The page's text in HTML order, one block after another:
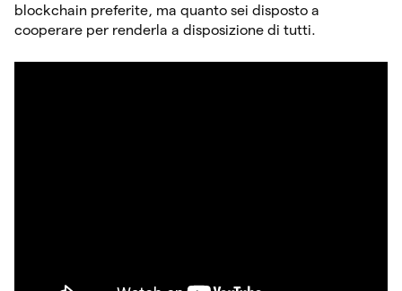
blockchain preferite, ma quanto sei disposto a
cooperare per renderla a disposizione di tutti.